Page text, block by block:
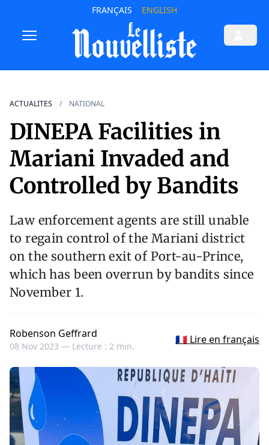
FRANÇAIS ENGLISH
ACTUALITES NATIONAL
DINEPA Facilities in
Mariani Invaded and
Controlled by Bandits
Law enforcement agents are still unable
to regain control of the Mariani district
on the southern exit of Port-au-Prince,
which has been overrun by bandits since
November 1.
Robenson Geffrard
08 Nov 2023 — Lecture : 2 min.
🇫🇷 Lire en français